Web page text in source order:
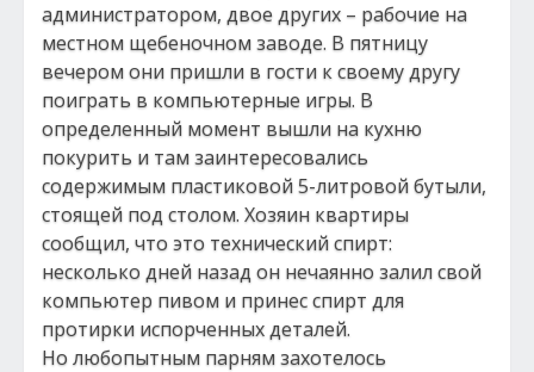
администратором, двое других – рабочие на
местном щебеночном заводе. В пятницу
вечером они пришли в гости к своему другу
поиграть в компьютерные игры. В
определенный момент вышли на кухню
покурить и там заинтересовались
содержимым пластиковой 5-литровой бутыли,
стоящей под столом. Хозяин квартиры
сообщил, что это технический спирт:
несколько дней назад он нечаянно залил свой
компьютер пивом и принес спирт для
протирки испорченных деталей.
Но любопытным парням захотелось